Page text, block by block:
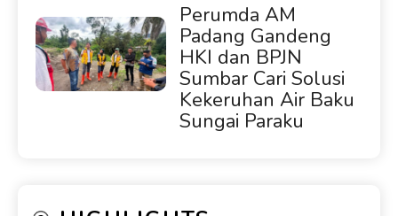
Perumda AM
Padang Gandeng
HKI dan BPJN
Sumbar Cari Solusi
Kekeruhan Air Baku
Sungai Paraku